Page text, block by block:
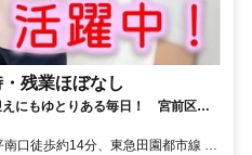
残業ほぼなし
にもゆとりある毎日！ 宮前区に
一番の魅力は、なんといっても
病院のお仕事としては早めの終業
口徒歩約14分、東急田園都市線 鷺